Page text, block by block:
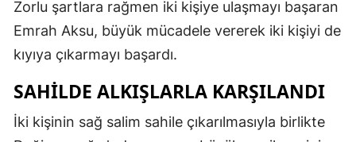
Zorlu şartlara rağmen iki kişiye ulaşmayı başaran
Emrah Aksu, büyük mücadele vererek iki kişiyi de
kıyıya çıkarmayı başardı.
SAHİLDE ALKIŞLARLA KARŞILANDI
İki kişinin sağ salim sahile çıkarılmasıyla birlikte